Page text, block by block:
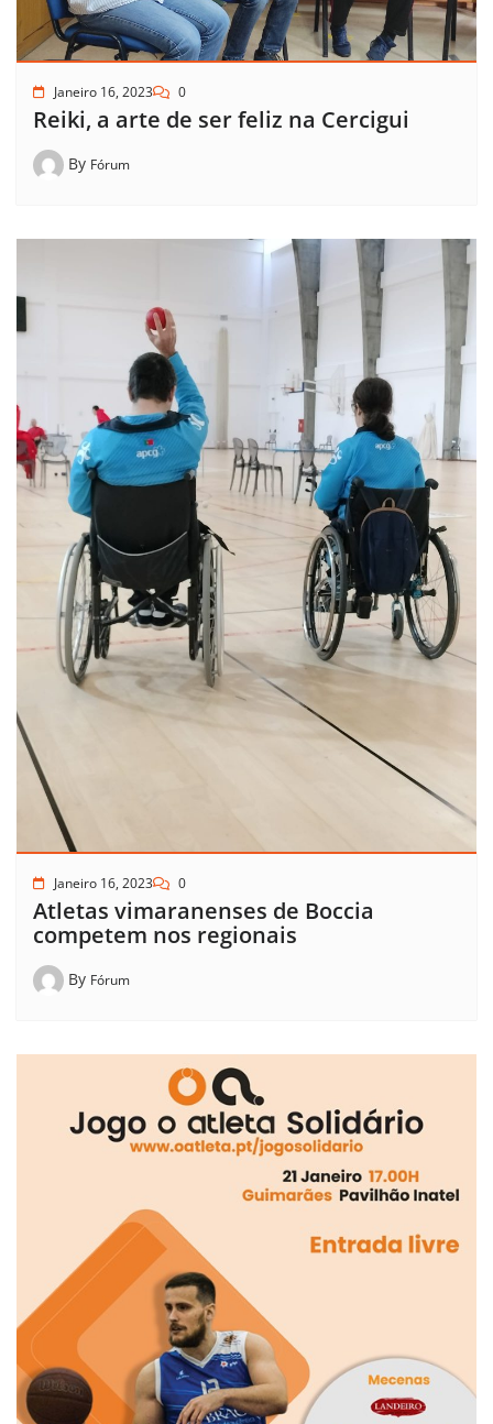
Janeiro 16, 2023 0
Reiki, a arte de ser feliz na Cercigui
By Fórum
Janeiro 16, 2023 0
Atletas vimaranenses de Boccia
competem nos regionais
By Fórum